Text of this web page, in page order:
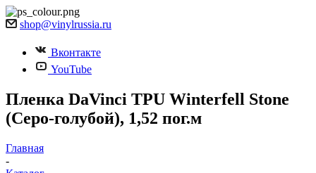
shop@vinylrussia.ru
Вконтакте
YouTube
Пленка DaVinci TPU Winterfell Stone
(Серо-голубой), 1,52 пог.м
Главная
-